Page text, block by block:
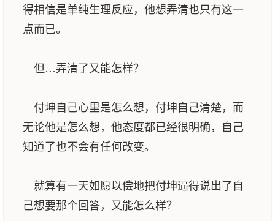
得相信是单纯生理反应，他想弄清也只有这一
点而已。
但…弄清了又能怎样？
付坤自己心里是怎么想，付坤自己清楚，而
无论他是怎么想，他态度都已经很明确，自己
知道了也不会有任何改变。
就算有一天如愿以偿地把付坤逼得说出了自
己想要那个回答，又能怎么样？